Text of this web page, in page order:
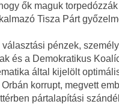
ők maguk
Tisza Párt
pénzek,
és a Demokratikus
által kijelölt
korrupt, megvett
pártalapítási